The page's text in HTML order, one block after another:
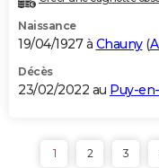
Naissance
19/04/1927 à Chauny(
Décès
23/02/2022 au Puy-
1 2 3